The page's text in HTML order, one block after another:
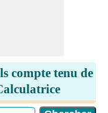
compte tenu de